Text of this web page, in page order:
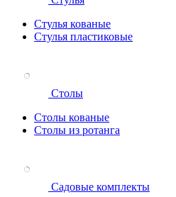
Стулья кованые
Стулья пластиковые
Столы
Столы кованые
Столы из ротанга
Садовые комплекты